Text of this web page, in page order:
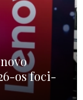
os foci-